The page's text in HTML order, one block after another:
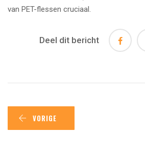
van PET-flessen cruciaal.
Deel dit bericht
VORIGE